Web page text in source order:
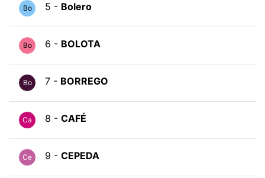
Bo 5 - Bolero
Bo 6 - BOLOTA
Bo 7 - BORREGO
Ca 8 - CAFÉ
Ce 9 - CEPEDA